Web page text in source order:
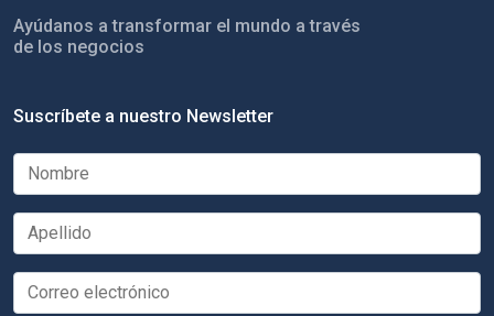
Ayúdanos a transformar el mundo a través
de los negocios
Suscríbete a nuestro Newsletter